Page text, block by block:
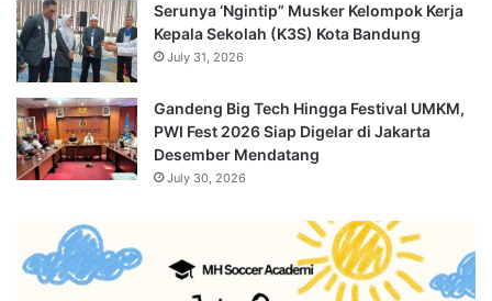
Serunya ‘Ngintip” Musker Kelompok Kerja
Kepala Sekolah (K3S) Kota Bandung
July 31, 2026
Gandeng Big Tech Hingga Festival UMKM,
PWI Fest 2026 Siap Digelar di Jakarta
Desember Mendatang
July 30, 2026